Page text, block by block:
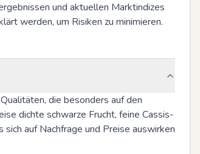
und aktuellen Marktindizes
werden, um Risiken zu minimieren.
die besonders auf den
dichte schwarze Frucht, feine Cassis-
auf Nachfrage und Preise auswirken